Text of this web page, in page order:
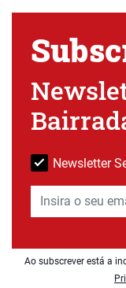
Newsletter
Ao subscrever está a